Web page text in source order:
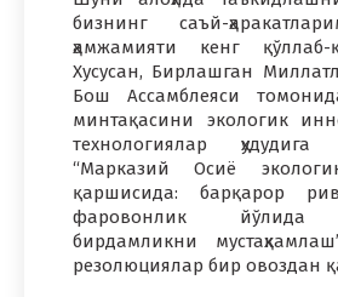
бизнинг саъй-
ҳамжамияти кенг қўллаб-
Хусусан, Бирлашган
Бош Ассамблеяси
минтақасини экологик
технологиялар ҳудудига
“Марказий Осиё
қаршисида: барқарор
фаровонлик йўлида
бирдамликни
резолюциялар бир овоздан